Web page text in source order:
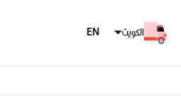
الكويت